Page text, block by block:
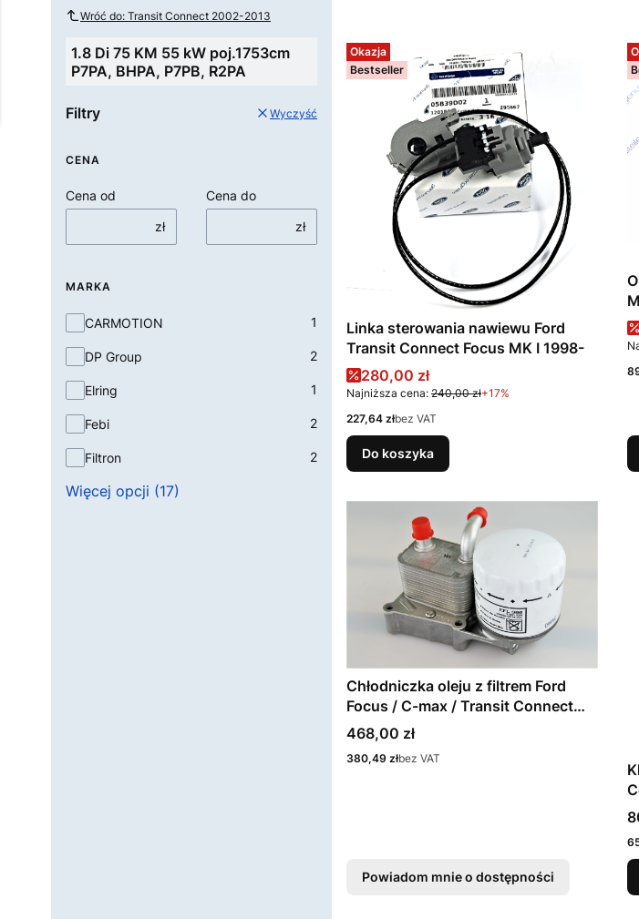
Wróć do: Transit Connect 2002-2013
1.8 Di 75 KM 55 kW poj.1753cm
P7PA, BHPA, P7PB, R2PA
Filtry Wyczyść
CENA
Cena od
zł
Cena do
zł
MARKA
Marka
CARMOTION 1
DP Group 2
Elring 1
Febi 2
Filtron 2
Więcej opcji (17)
Okazja
Bestseller
Linka sterowania nawiewu Ford
Transit Connect Focus MK I 1998-
Cena promocyjna
280,00 zł
Najniższa cena: 240,00 zł+17%
Cena
227,64 złbez VAT
Do koszyka
Chłodniczka oleju z filtrem Ford
Focus / C-max / Transit Connect
1.8TDCI TDDI kpl.
Cena
468,00 zł
Cena
380,49 złbez VAT
Powiadom mnie o dostępności